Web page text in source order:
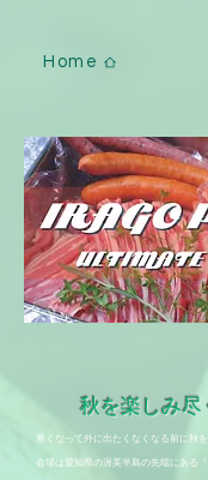
Home
秋を楽しみ尽
寒くなって外に出たくなくなる前に秋を
会場は愛知県の渥美半島の先端にある『